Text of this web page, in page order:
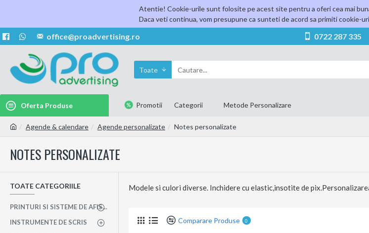
Atentie! Cookie-urile sunt folosite pe acest site pentru a oferi cea mai
Daca veti continua, vom presupune ca sunteti de acord sa primiti cookie-
office@proadvertising.ro 0722 287 335
Toate
Oferta Produse Promotii Categorii Metode Personalizare
Agende & calendare Agende personalizate Notes personalizate
NOTES PERSONALIZATE
TOATE CATEGORIILE
PRINTURI SI SISTEME DE AFISAJ
INSTRUMENTE DE SCRIS
Modele si culori diverse. Inchidere cu elastic,insotite de
Comparare Produse 0